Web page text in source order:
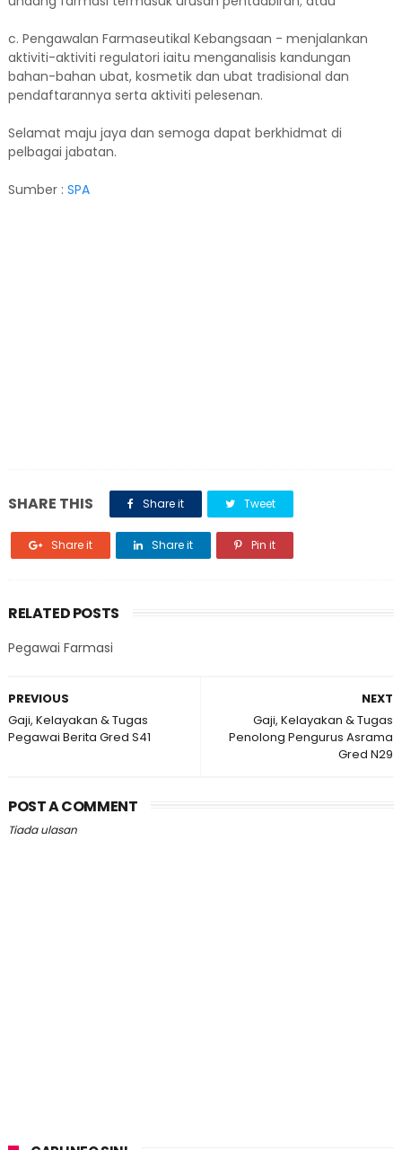
c. Pengawalan Farmaseutikal Kebangsaan - menjalankan
aktiviti-aktiviti regulatori iaitu menganalisis kandungan
bahan-bahan ubat, kosmetik dan ubat tradisional dan
pendaftarannya serta aktiviti pelesenan.
Selamat maju jaya dan semoga dapat berkhidmat di
pelbagai jabatan.
Sumber : SPA
SHARE THIS Share it Tweet
Share it Share it Pin it
RELATED POSTS
Pegawai Farmasi
NEXT
Gaji, Kelayakan & Tugas
Penolong Pengurus Asrama
Gred N29
PREVIOUS
Gaji, Kelayakan & Tugas
Pegawai Berita Gred S41
POST A COMMENT
Tiada ulasan